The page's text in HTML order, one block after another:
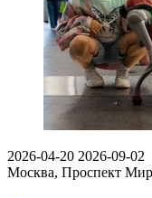
2026-04-20 2026-09-02
Москва, Проспект